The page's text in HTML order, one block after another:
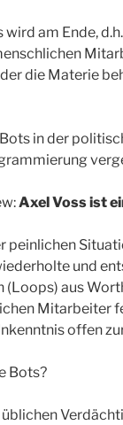
am Ende,
die Materie
in der
Axel Voss ist
peinlichen
und
aus
Mitarbeiter
offen
Bots?